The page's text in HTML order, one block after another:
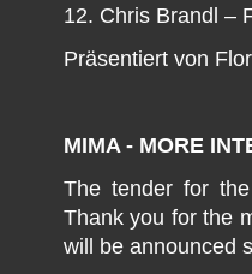
12. Chris Brandl –
Präsentiert von
MIMA - MORE
The tender for the
Thank you for the
will be announced